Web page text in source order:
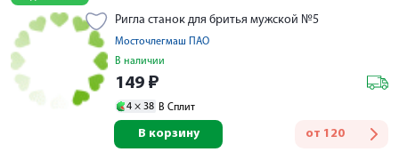
Ригла станок для бритья мужской №5
Мосточлегмаш ПАО
В наличии
149 ₽
4 × 38 В Сплит
от 120
В корзину